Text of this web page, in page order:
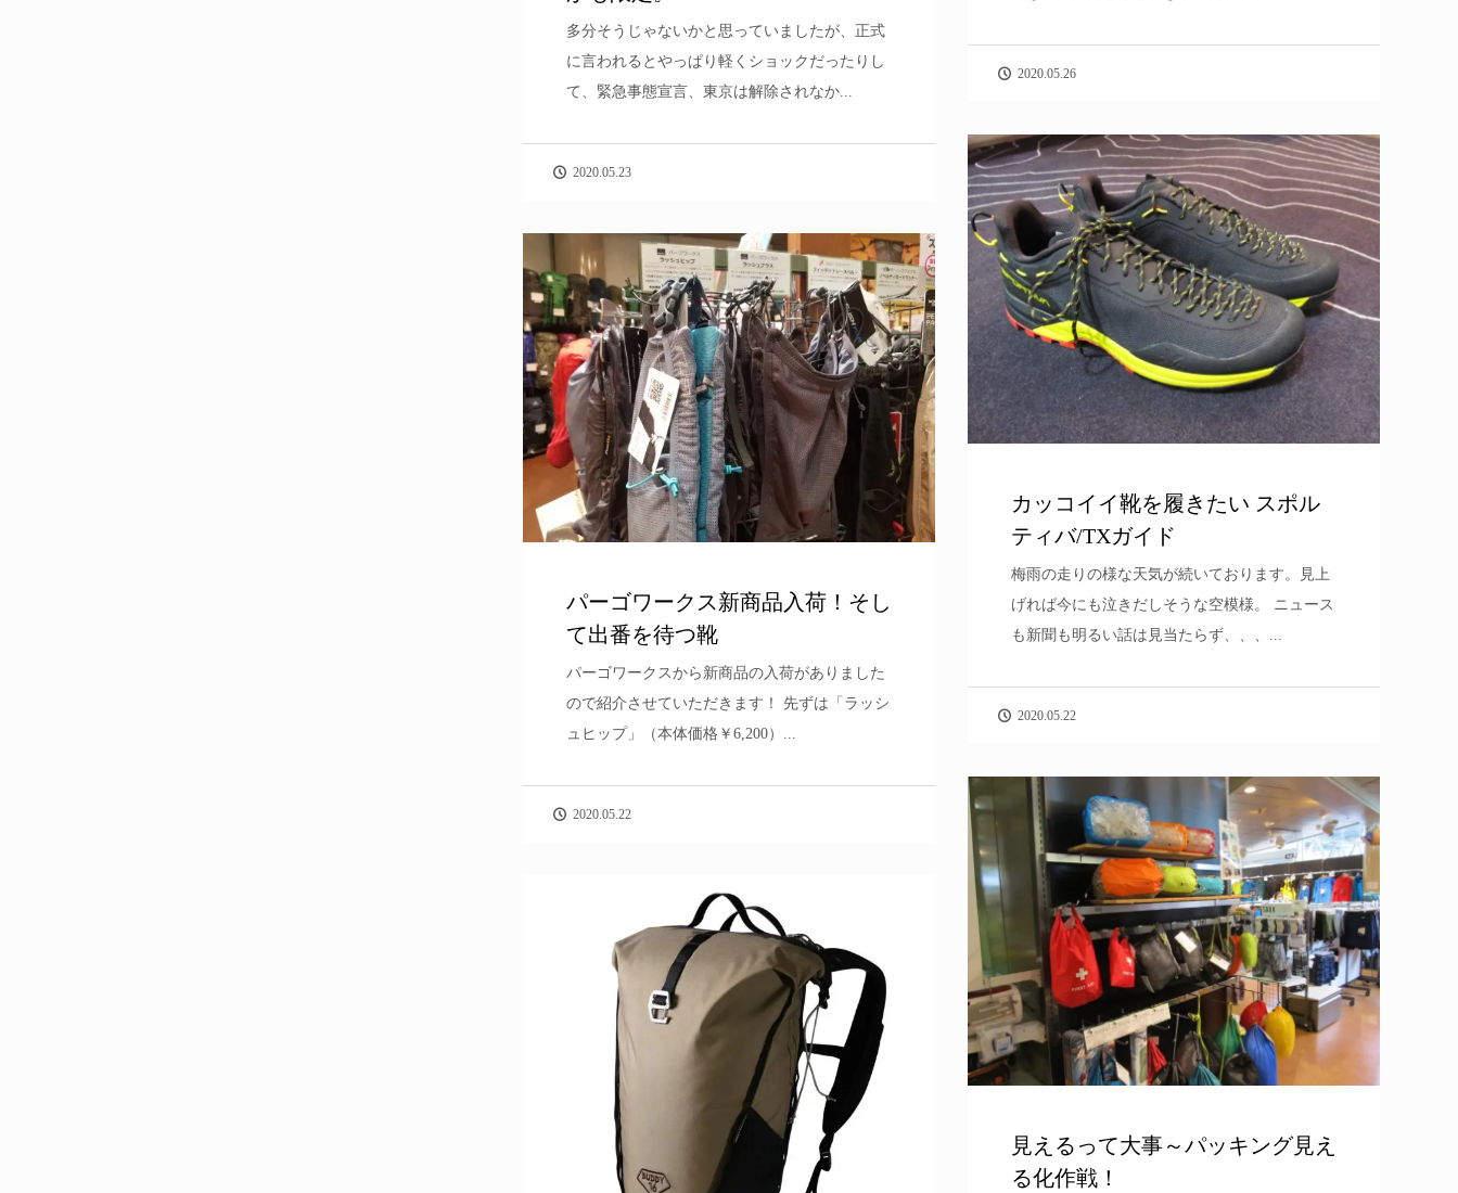
2020.05.26
多分そうじゃないかと思っていましたが、正式
に言われるとやっぱり軽くショックだったりし
て、緊急事態宣言、東京は解除されなか...
2020.05.23
カッコイイ靴を履きたい スポル
ティバ/TXガイド
梅雨の走りの様な天気が続いております。見上
げれば今にも泣きだしそうな空模様。 ニュース
も新聞も明るい話は見当たらず、、、...
2020.05.22
パーゴワークス新商品入荷！そし
て出番を待つ靴
パーゴワークスから新商品の入荷がありました
ので紹介させていただきます！ 先ずは「ラッシ
ュヒップ」（本体価格￥6,200）...
2020.05.22
見えるって大事～パッキング見え
る化作戦！